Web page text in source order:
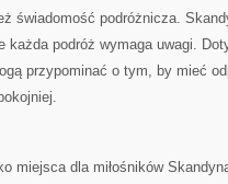
świadomość podróżnicza.
każda podróż wymaga uwagi.
przypominać o tym, by mieć
miejsca dla miłośników